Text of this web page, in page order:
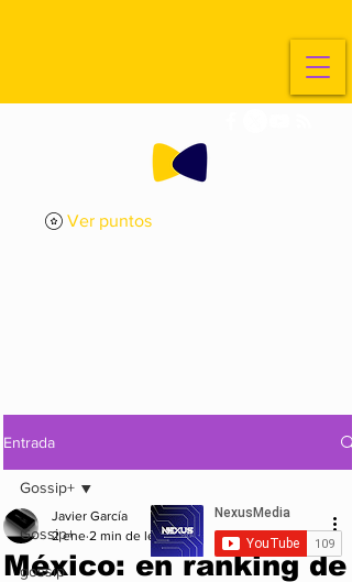
Ver puntos
Entrada
Gossip+
gossip
Gossip+
México: en ranking de
Javier García
2 ene 2 min de lectura